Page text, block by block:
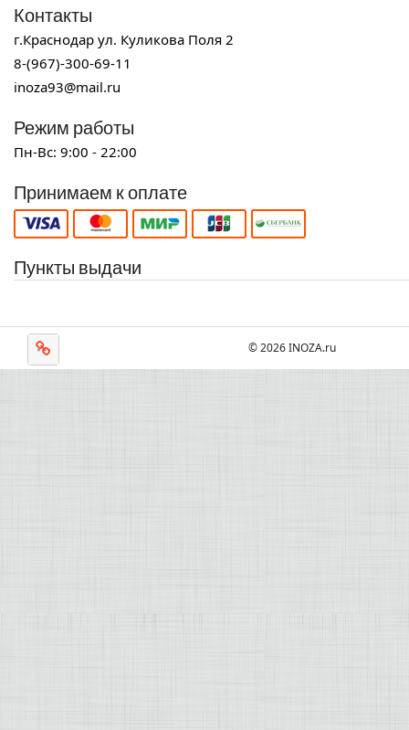
Контакты
г.Краснодар ул. Куликова Поля 2
8-(967)-300-69-11
inoza93@mail.ru
Режим работы
Пн-Вс: 9:00 - 22:00
Принимаем к оплате
Пункты выдачи
© 2026 INOZA.ru